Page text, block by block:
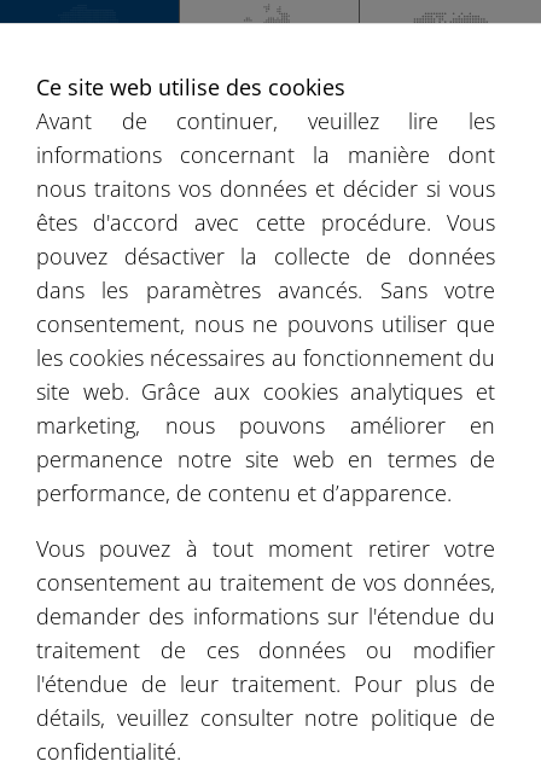
+
Leaflet| ©OpenStreetMap©CartoDB
FRANCE L'EUROPE
Catalogue d'images
Livre de recommandations
Ce site web utilise des cookies
Avant de continuer, veuillez lire les
informations concernant la manière dont
nous traitons vos données et décider si vous
êtes d'accord avec cette procédure. Vous
pouvez désactiver la collecte de données
dans les paramètres avancés. Sans votre
consentement, nous ne pouvons utiliser que
les cookies nécessaires au fonctionnement du
site web. Grâce aux cookies analytiques et
marketing, nous pouvons améliorer en
permanence notre site web en termes de
performance, de contenu et d’apparence.
Vous pouvez à tout moment retirer votre
consentement au traitement de vos données,
demander des informations sur l'étendue du
traitement de ces données ou modifier
l'étendue de leur traitement. Pour plus de
détails, veuillez consulter notre politique de
confidentialité.